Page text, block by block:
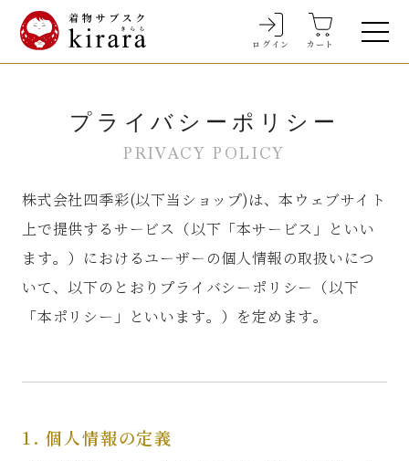
ログイン カート
プライバシーポリシー
PRIVACY POLICY
株式会社四季彩(以下当ショップ)は、本ウェブサイト
上で提供するサービス
（以下「本サービス」といい
ます。）におけるユーザーの個人情報の取扱いにつ
いて、 以下のとおりプライバシーポリシー
（以下
「本ポリシー」といいます。）を定めます。
1. 個人情報の定義